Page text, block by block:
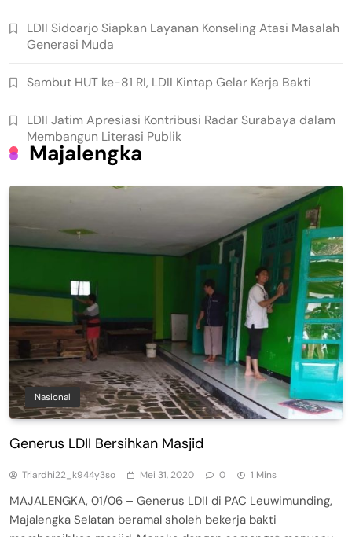
Majalengka
Nasional
Generus LDII Bersihkan Masjid
Triardhi22_k944y3so Mei 31, 2020 0 1 Mins
MAJALENGKA, 01/06 – Generus LDII di PAC Leuwimunding,
Majalengka Selatan beramal sholeh bekerja bakti
LDII Sidoarjo Siapkan Layanan Konseling Atasi Masalah
Generasi Muda
Sambut HUT ke-81 RI, LDII Kintap Gelar Kerja Bakti
LDII Jatim Apresiasi Kontribusi Radar Surabaya dalam
Membangun Literasi Publik